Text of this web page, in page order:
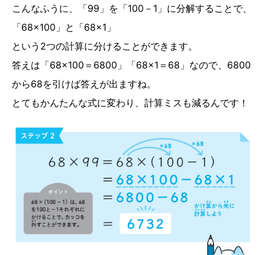
こんなふうに、「99」を「100－1」に分解することで、
「68×100」と「68×1」
という2つの計算に分けることができます。
答えは「68×100＝6800」「68×1＝68」なので、6800
から68を引けば答えが出ますね。
とてもかんたんな式に変わり、計算ミスも減るんです！